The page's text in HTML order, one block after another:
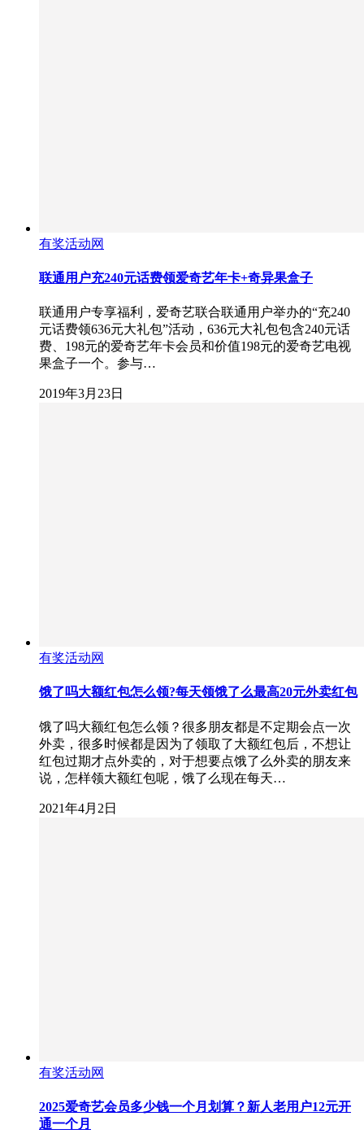
有奖活动网
联通用户充240元话费领爱奇艺年卡+奇异果盒子
联通用户专享福利，爱奇艺联合联通用户举办的“充240
元话费领636元大礼包”活动，636元大礼包包含240元话
费、198元的爱奇艺年卡会员和价值198元的爱奇艺电视
果盒子一个。参与…
2019年3月23日
有奖活动网
饿了吗大额红包怎么领?每天领饿了么最高20元外卖红包
饿了吗大额红包怎么领？很多朋友都是不定期会点一次
外卖，很多时候都是因为了领取了大额红包后，不想让
红包过期才点外卖的，对于想要点饿了么外卖的朋友来
说，怎样领大额红包呢，饿了么现在每天…
2021年4月2日
有奖活动网
2025爱奇艺会员多少钱一个月划算？新人老用户12元开
通一个月